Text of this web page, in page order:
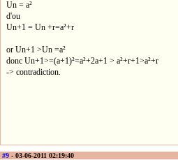
Un = a²
d'ou
Un+1 = Un +r=a²+r
or Un+1 >Un =a²
donc Un+1>=(a+1)²=a²+2a+1 > a²+r+1>a²+r
-> contradiction.
#9 - 03-06-2011 02:19:40